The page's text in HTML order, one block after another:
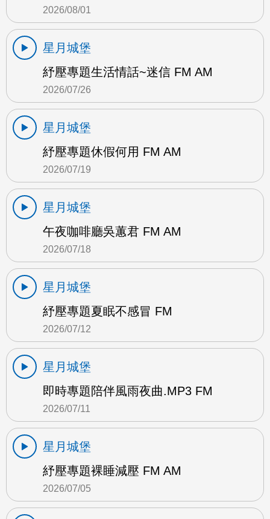
2026/08/01
星月城堡
紓壓專題生活情話~迷信 FM AM
2026/07/26
星月城堡
紓壓專題休假何用 FM AM
2026/07/19
星月城堡
午夜咖啡廳吳蕙君 FM AM
2026/07/18
星月城堡
紓壓專題夏眠不感冒 FM
2026/07/12
星月城堡
即時專題陪伴風雨夜曲.MP3 FM
2026/07/11
星月城堡
紓壓專題裸睡減壓 FM AM
2026/07/05